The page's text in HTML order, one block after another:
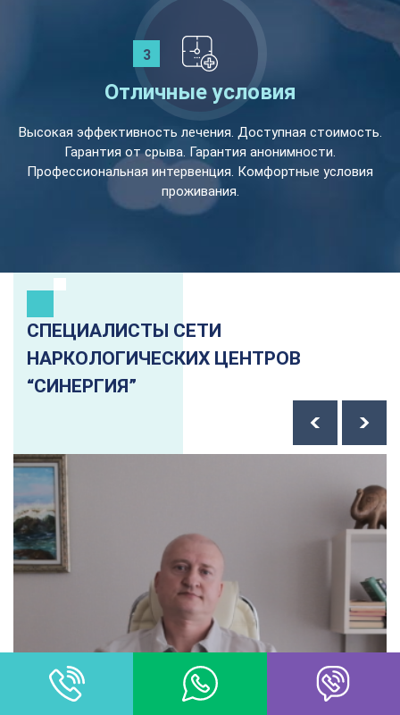
Отличные условия
Высокая эффективность лечения. Доступная стоимость.
Гарантия от срыва. Гарантия анонимности.
Профессиональная интервенция. Комфортные условия
проживания.
СПЕЦИАЛИСТЫ СЕТИ
НАРКОЛОГИЧЕСКИХ ЦЕНТРОВ
“СИНЕРГИЯ”